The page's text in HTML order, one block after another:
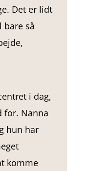
Det er lidt
bare så
i dag,
for. Nanna
hun har
komme